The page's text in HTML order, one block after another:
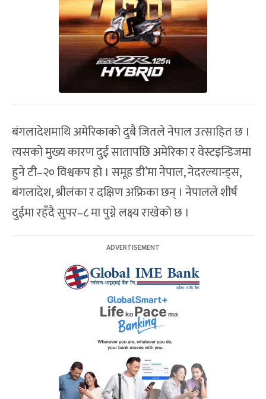
बंगलादेशमाथि अमेरिकाको दुबै जितले नेपाल उत्साहित छ ।
त्यसको मुख्य कारण दुई सातापछि अमेरिका र वेस्टइन्डिजमा
हुने टी–२० विश्वकप हो । समूह डी’मा नेपाल, नेदरल्यान्ड्स,
बंगलादेश, श्रीलंका र दक्षिण अफ्रिका छन् । नेपालले शीर्ष
दुईमा रहँदै सुपर–८ मा पुग्ने लक्ष्य राखेको छ ।